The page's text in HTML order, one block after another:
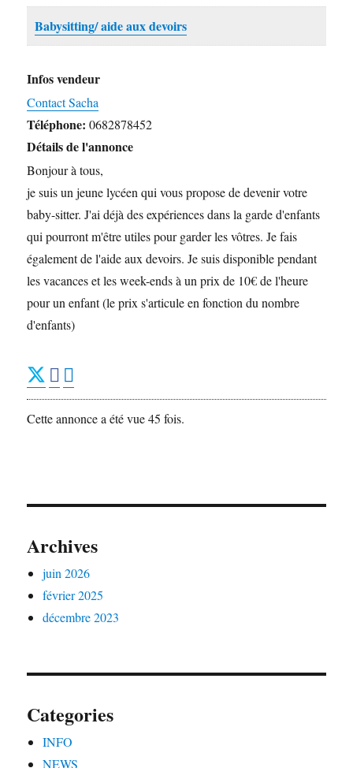
Babysitting/ aide aux devoirs
Infos vendeur
Contact Sacha
Téléphone: 0682878452
Détails de l'annonce
Bonjour à tous,
je suis un jeune lycéen qui vous propose de devenir votre
baby-sitter. J'ai déjà des expériences dans la garde d'enfants
qui pourront m'être utiles pour garder les vôtres. Je fais
également de l'aide aux devoirs. Je suis disponible pendant
les vacances et les week-ends à un prix de 10€ de l'heure
pour un enfant (le prix s'articule en fonction du nombre
d'enfants)
Cette annonce a été vue 45 fois.
Archives
juin 2026
février 2025
décembre 2023
Categories
INFO
NEWS